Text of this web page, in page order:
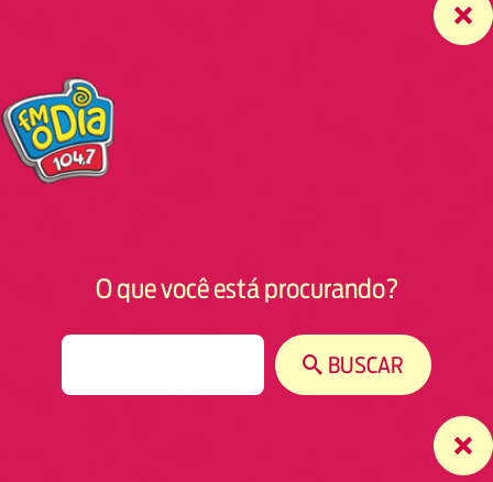
O que você está procurando?
BUSCAR